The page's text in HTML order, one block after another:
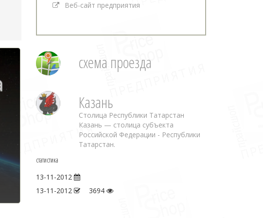
Веб-сайт предприятия
схема проезда
Казань
Столица Республики Татарстан
Казань — столица субъекта
Российской Федерации - Республики
Татарстан.
статистика
13-11-2012
13-11-2012
3694